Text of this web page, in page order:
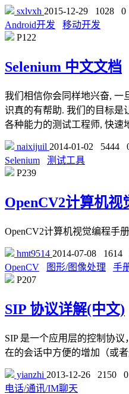
sxlvxh 2015-12-29 1028
0
Android开发
移动开发
P122
Selenium 中文文档
我们相信你会同样地兴奋, 一
识真的有帮助. 我们的目标是
各种能力的测试工程师, 快速
naixijuil 2014-01-02 5444
Selenium
测试工具
P239
OpenCV2计算机视
OpenCV2计算机视觉编程手
hmt9514 2014-07-08 1614
OpenCV
图形/图像处理
手
P207
SIP 协议详解(中文)
SIP 是一个应用层的控制协
在的会话中方便的增加（或
yianzhi 2013-12-26 2150
0
电话/通讯/IM聊天